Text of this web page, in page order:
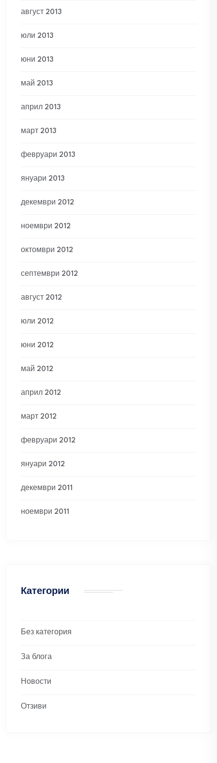
август 2013
юли 2013
юни 2013
май 2013
април 2013
март 2013
февруари 2013
януари 2013
декември 2012
ноември 2012
октомври 2012
септември 2012
август 2012
юли 2012
юни 2012
май 2012
април 2012
март 2012
февруари 2012
януари 2012
декември 2011
ноември 2011
Категории
Без категория
За блога
Новости
Отзиви